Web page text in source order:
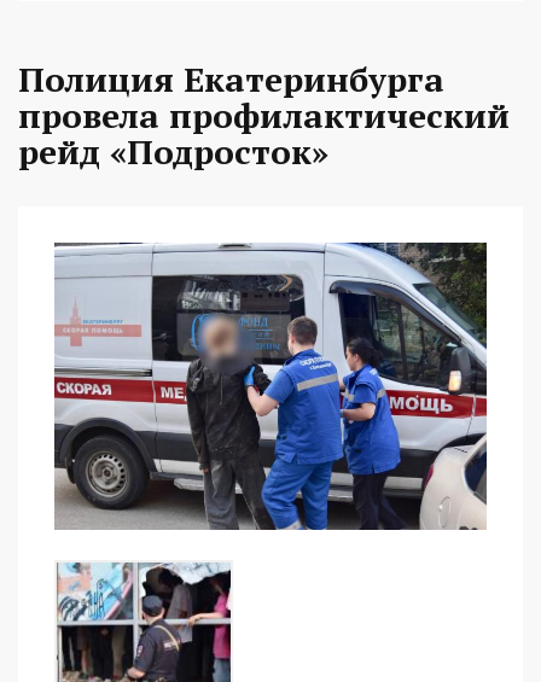
Полиция Екатеринбурга
провела профилактический
рейд «Подросток»